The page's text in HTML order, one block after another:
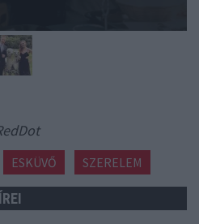
ESKÜVŐ SZERELEM